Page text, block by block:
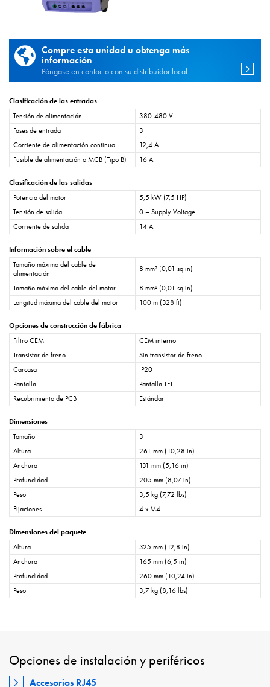
Compre esta unidad u obtenga más
información
Póngase en contacto con su distribuidor local
Clasificación de las entradas
Tensión de alimentación
380-480 V
Fases de entrada
3
Corriente de alimentación continua
12,4 A
Fusible de alimentación o MCB (Tipo B)
16 A
Clasificación de las salidas
Potencia del motor
5,5 kW (7,5 HP)
Tensión de salida
0 – Supply Voltage
Corriente de salida
14 A
Información sobre el cable
Tamaño máximo del cable de
alimentación
8 mm² (0,01 sq in)
Tamaño máximo del cable del motor
8 mm² (0,01 sq in)
Longitud máxima del cable del motor
100 m (328 ft)
Opciones de construcción de fábrica
Filtro CEM
CEM interno
Transistor de freno
Sin transistor de freno
Carcasa
IP20
Pantalla
Pantalla TFT
Recubrimiento de PCB
Estándar
Dimensiones
Tamaño
3
Altura
261 mm (10,28 in)
Anchura
131 mm (5,16 in)
Profundidad
205 mm (8,07 in)
Peso
3,5 kg (7,72 lbs)
Fijaciones
4 x M4
Dimensiones del paquete
Altura
325 mm (12,8 in)
Anchura
165 mm (6,5 in)
Profundidad
260 mm (10,24 in)
Peso
3,7 kg (8,16 lbs)
Opciones de instalación y periféricos
Accesorios RJ45